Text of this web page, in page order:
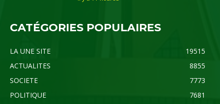
CATÉGORIES POPULAIRES
LA UNE SITE
19515
ACTUALITES
8855
SOCIETE
7773
POLITIQUE
7681